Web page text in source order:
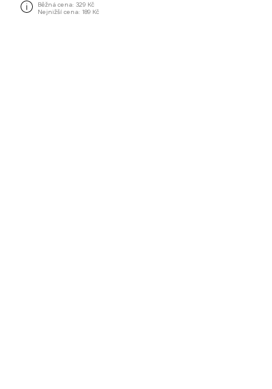
Běžná cena: 329 Kč
Nejnižší cena: 189 Kč